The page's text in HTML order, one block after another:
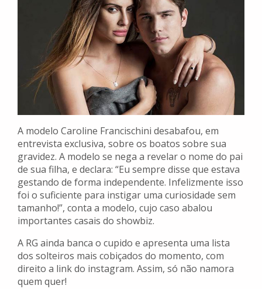
A modelo Caroline Francischini desabafou, em
entrevista exclusiva, sobre os boatos sobre sua
gravidez. A modelo se nega a revelar o nome do pai
de sua filha, e declara: “Eu sempre disse que estava
gestando de forma independente. Infelizmente isso
foi o suficiente para instigar uma curiosidade sem
tamanho!”, conta a modelo, cujo caso abalou
importantes casais do showbiz.
A RG ainda banca o cupido e apresenta uma lista
dos solteiros mais cobiçados do momento, com
direito a link do instagram. Assim, só não namora
quem quer!